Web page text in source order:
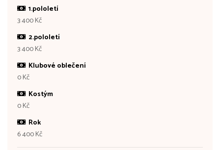
1.pololetí
3 400 Kč
2.pololetí
3 400 Kč
Klubové oblečení
0 Kč
Kostým
0 Kč
Rok
6 400 Kč